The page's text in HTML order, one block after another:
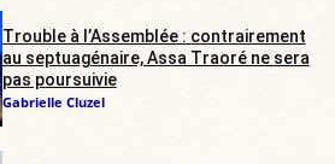
Trouble à l’Assemblée : contrairement
au septuagénaire, Assa Traoré ne sera
pas poursuivie
Gabrielle Cluzel